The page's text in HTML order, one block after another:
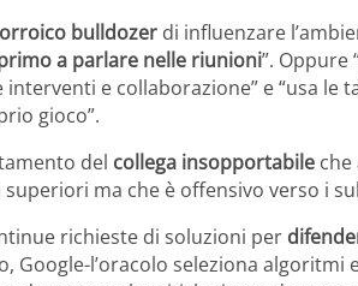
bulldozer di influenzare
a parlare nelle riunioni”. Oppure
interventi e collaborazione” e “usa le
gioco”.
del collega insopportabile
ma che è offensivo verso i
richieste di soluzioni per
l’oracolo seleziona algoritmi